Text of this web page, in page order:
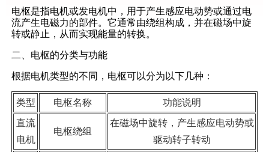
电枢是指电机或发电机中，用于产生感应电动势或通过电
流产生电磁力的部件。它通常由绕组构成，并在磁场中旋
转或静止，从而实现能量的转换。
二、电枢的分类与功能
根据电机类型的不同，电枢可以分为以下几种：
类型 电枢名称
功能说明
直流
电机
电枢绕组
在磁场中旋转，产生感应电动势或
驱动转子转动